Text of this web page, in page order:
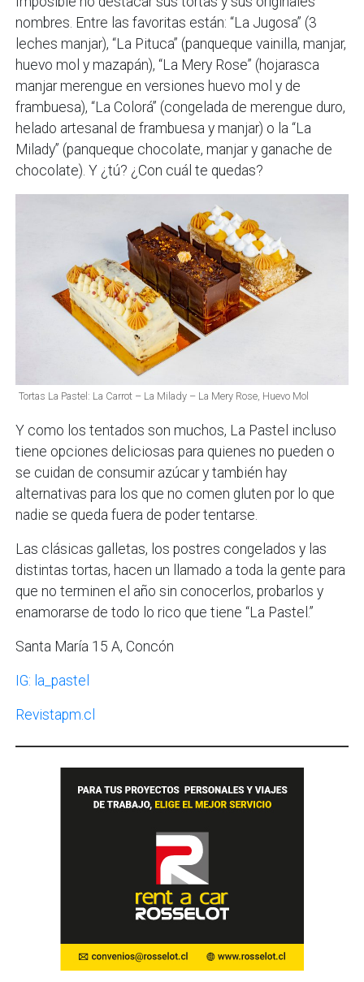
nombres. Entre las favoritas están: “La Jugosa” (3
leches manjar), “La Pituca” (panqueque vainilla, manjar,
huevo mol y mazapán), “La Mery Rose” (hojarasca
manjar merengue en versiones huevo mol y de
frambuesa), “La Colorá” (congelada de merengue duro,
helado artesanal de frambuesa y manjar) o la “La
Milady” (panqueque chocolate, manjar y ganache de
chocolate). Y ¿tú? ¿Con cuál te quedas?
Tortas La Pastel: La Carrot – La Milady – La Mery Rose, Huevo Mol
Y como los tentados son muchos, La Pastel incluso
tiene opciones deliciosas para quienes no pueden o
se cuidan de consumir azúcar y también hay
alternativas para los que no comen gluten por lo que
nadie se queda fuera de poder tentarse.
Las clásicas galletas, los postres congelados y las
distintas tortas, hacen un llamado a toda la gente para
que no terminen el año sin conocerlos, probarlos y
enamorarse de todo lo rico que tiene “La Pastel.”
Santa María 15 A, Concón
IG: la_pastel
Revistapm.cl